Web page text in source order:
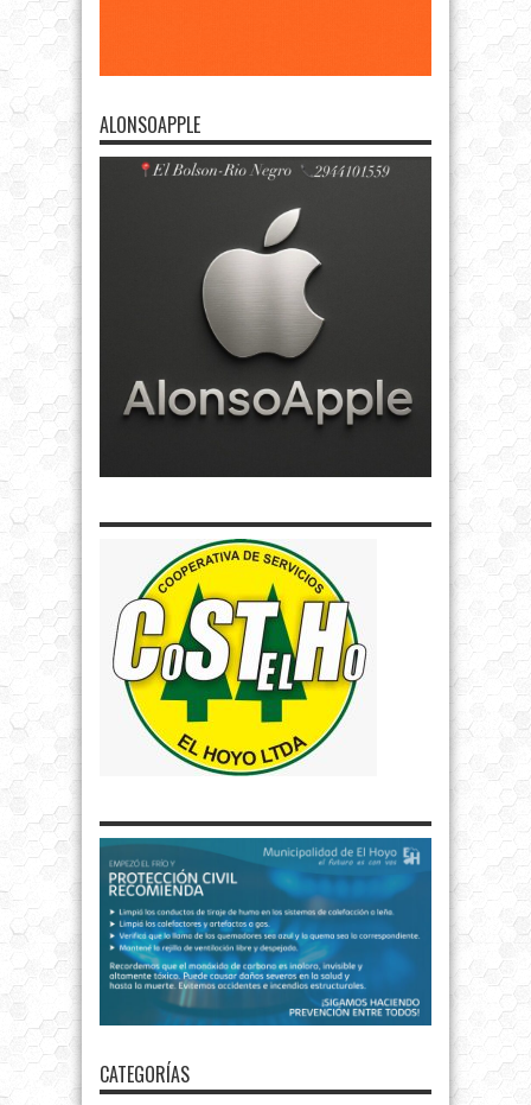
ALONSOAPPLE
CATEGORÍAS